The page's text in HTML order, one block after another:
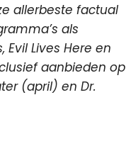
allerbeste factual
als
Evil Lives Here en
aanbieden op
(april) en Dr.